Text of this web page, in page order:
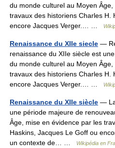
du monde culturel au Moyen
travaux des historiens Charles H.
encore Jacques Verger.… …
Renaissance du XIIe siecle —
renaissance du XIIe siècle est
du monde culturel au Moyen
travaux des historiens Charles H.
encore Jacques Verger.… …
Renaissance du XIIe siècle —
une période majeure de
Âge, mise en évidence par les
Haskins, Jacques Le Goff ou
un contexte de… …
Wikipédia en